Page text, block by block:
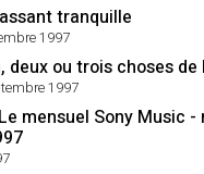
tranquille
1997
deux ou trois choses
1997
mensuel Sony Music -